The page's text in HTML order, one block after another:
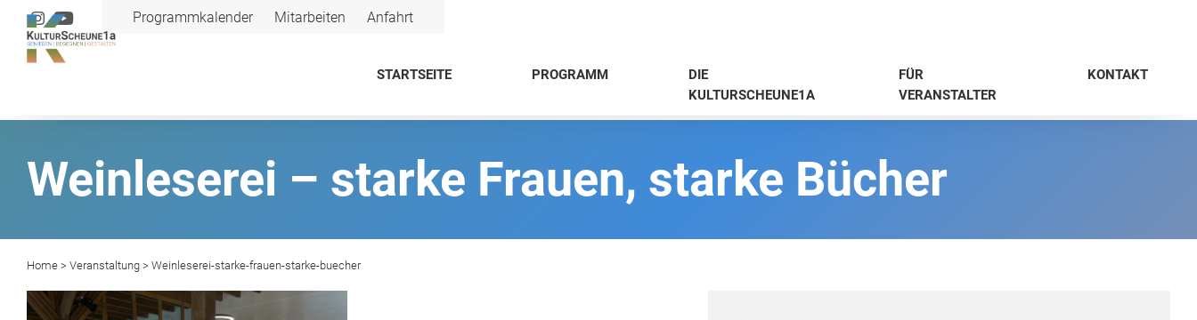
Programmkalender Mitarbeiten Anfahrt
STARTSEITE PROGRAMM
DIE
KULTURSCHEUNE1A
FÜR
VERANSTALTER
KONTAKT
Weinleserei – starke Frauen, starke Bücher
Home > Veranstaltung > Weinleserei-starke-frauen-starke-buecher